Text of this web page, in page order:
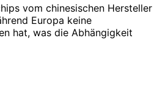
vom chinesischen Hersteller
Europa keine
hat, was die Abhängigkeit